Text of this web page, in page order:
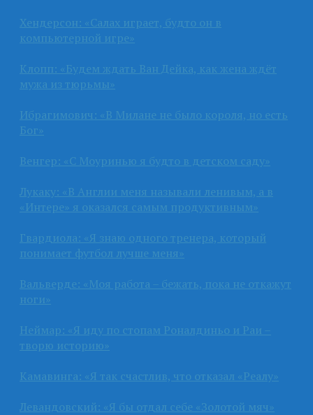
Хендерсон: «Салах играет, будто он в
компьютерной игре»
Клопп: «Будем ждать Ван Дейка, как жена ждёт
мужа из тюрьмы»
Ибрагимович: «В Милане не было короля, но есть
Бог»
Венгер: «С Моуринью я будто в детском саду»
Лукаку: «В Англии меня называли ленивым, а в
«Интере» я оказался самым продуктивным»
Гвардиола: «Я знаю одного тренера, который
понимает футбол лучше меня»
Вальверде: «Моя работа – бежать, пока не откажут
ноги»
Неймар: «Я иду по стопам Роналдиньо и Раи –
творю историю»
Камавинга: «Я так счастлив, что отказал «Реалу»
Левандовский: «Я бы отдал себе «Золотой мяч»